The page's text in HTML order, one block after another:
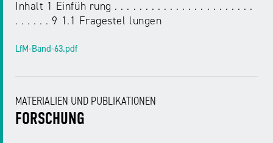
Inhalt 1 Einfüh rung . . . . . . . . . . . . . . . . . . . . . . .
. . . . . . 9 1.1 Fragestel lungen
LfM-Band-63.pdf
MATERIALIEN UND PUBLIKATIONEN
FORSCHUNG